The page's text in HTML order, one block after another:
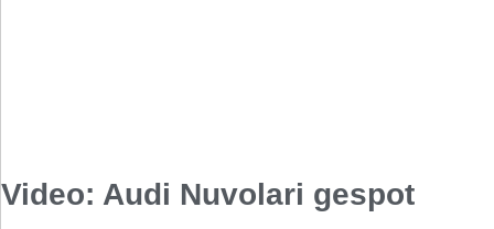
Video: Audi Nuvolari gespot